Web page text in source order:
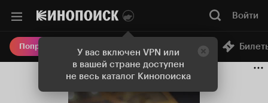
У вас включен VPN или
в вашей стране доступен
не весь каталог Кинопоиска
Войти
Попробовать Плюс Онлайн-кинотеатр